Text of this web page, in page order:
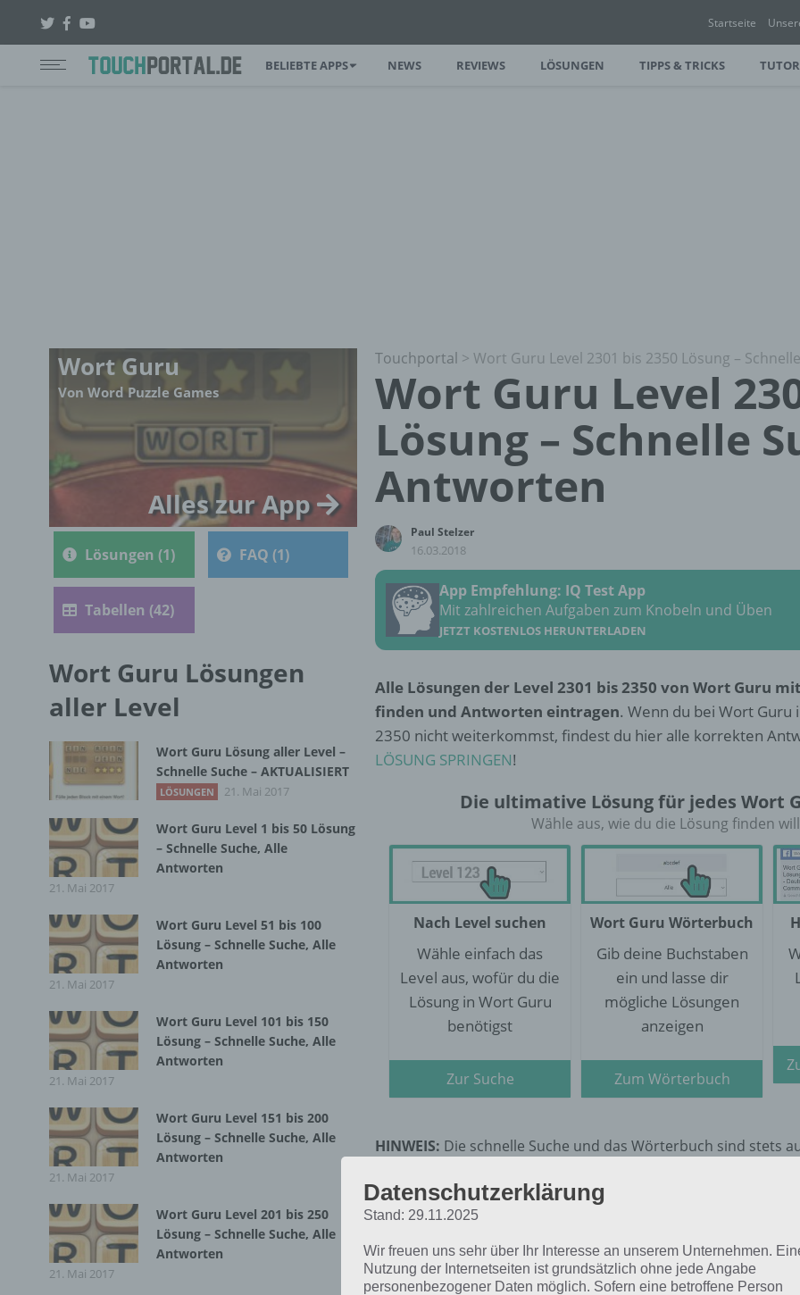
Startseite
BELIEBTE APPS NEWS REVIEWS LÖSUNGEN TIPPS & TRICKS
Touchportal > Wort Guru Level 2301 bis 2350 Lösung –
Wort Guru Level
Lösung – Schnelle
Antworten
Paul Stelzer
16.03.2018
App Empfehlung: IQ Test App
Mit zahlreichen Aufgaben zum Knobeln und Üben
JETZT KOSTENLOS HERUNTERLADEN
Alle Lösungen der Level 2301 bis 2350 von Wort Guru
finden und Antworten eintragen. Wenn du bei Wort Guru
2350 nicht weiterkommst, findest du hier alle korrekten
LÖSUNG SPRINGEN!
Die ultimative Lösung für jedes Wort
Wähle aus, wie du die Lösung finden
Nach Level suchen
Wähle einfach das
Level aus, wofür du die
Lösung in Wort Guru
benötigst
Zur Suche
Wort Guru Wörterbuch
Gib deine Buchstaben
ein und lasse dir
mögliche Lösungen
anzeigen
Zum Wörterbuch
HINWEIS: Die schnelle Suche und das Wörterbuch sind stets
Falls die Lösung bei dem gesuchten Level nicht mehr richtig
Wort Guru: Lösung der
2350
Wort Guru
Von Word Puzzle Games
Alles zur App
Lösungen (1) FAQ (1)
Tabellen (42)
Wort Guru Lösungen
aller Level
Wort Guru Lösung aller Level –
Schnelle Suche – AKTUALISIERT
LÖSUNGEN 21. Mai 2017
Wort Guru Level 1 bis 50 Lösung
– Schnelle Suche, Alle
Antworten
21. Mai 2017
Wort Guru Level 51 bis 100
Lösung – Schnelle Suche, Alle
Antworten
21. Mai 2017
Wort Guru Level 101 bis 150
Lösung – Schnelle Suche, Alle
Antworten
21. Mai 2017
Wort Guru Level 151 bis 200
Lösung – Schnelle Suche, Alle
Antworten
21. Mai 2017
Wort Guru Level 201 bis 250
Lösung – Schnelle Suche, Alle
Antworten
21. Mai 2017
Datenschutzerklärung
Stand: 29.11.2025
Wir freuen uns sehr über Ihr Interesse an unserem Unternehmen.
Nutzung der Internetseiten ist grundsätzlich ohne jede Angabe
personenbezogener Daten möglich. Sofern eine betroffene Person